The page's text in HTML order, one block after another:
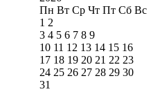
Пн Вт Ср Чт Пт Сб Вс
1 2
3 4 5 6 7 8 9
10 11 12 13 14 15 16
17 18 19 20 21 22 23
24 25 26 27 28 29 30
31